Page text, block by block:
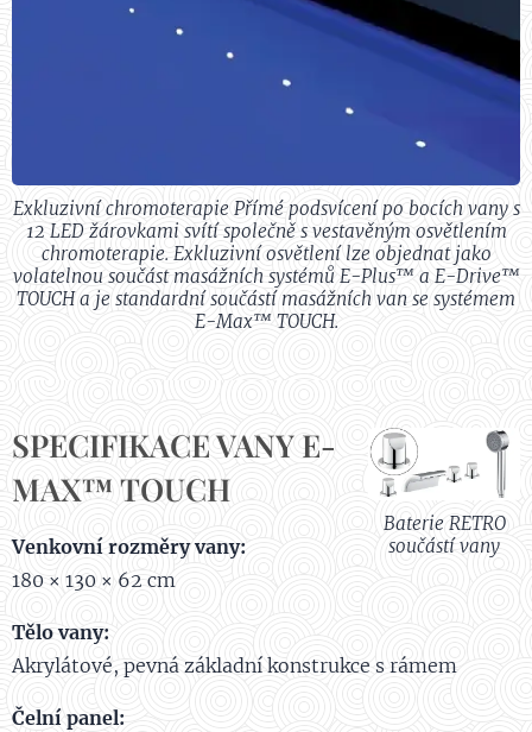
Exkluzivní chromoterapie Přímé podsvícení po bocích vany s
12 LED žárovkami svítí společně s vestavěným osvětlením
chromoterapie. Exkluzivní osvětlení lze objednat jako
volatelnou součást masážních systémů E-Plus™ a E-Drive™
TOUCH a je standardní součástí masážních van se systémem
E-Max™ TOUCH.
Baterie RETRO
součástí vany
SPECIFIKACE VANY E-
MAX™ TOUCH
Venkovní rozměry vany:
180 × 130 × 62 cm
Tělo vany:
Akrylátové, pevná základní konstrukce s rámem
Čelní panel: